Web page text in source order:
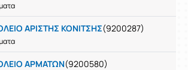
ΑΡΙΣΤΗΣ ΚΟΝΙΤΣΗΣ(9200287)
ΑΡΜΑΤΩΝ(9200580)